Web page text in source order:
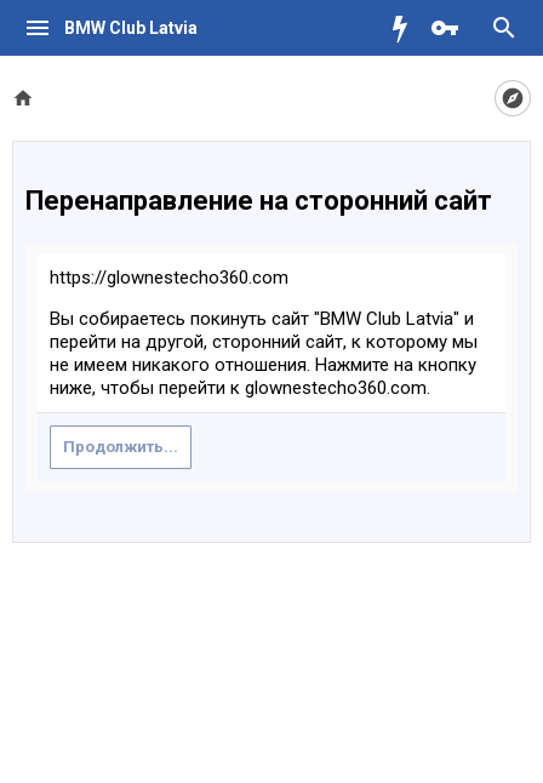
BMW Club Latvia
Перенаправление на сторонний сайт
https://glownestecho360.com
Вы собираетесь покинуть сайт "BMW Club Latvia" и
перейти на другой, сторонний сайт, к которому мы
не имеем никакого отношения. Нажмите на кнопку
ниже, чтобы перейти к glownestecho360.com.
Продолжить...